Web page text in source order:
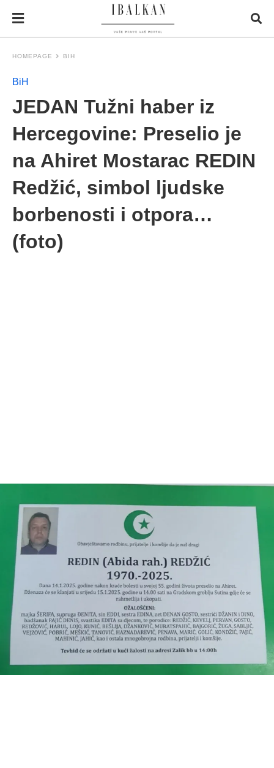
HOMEPAGE BIH
BiH
JEDAN Tužni haber iz
Hercegovine: Preselio je
na Ahiret Mostarac REDIN
Redžić, simbol ljudske
borbenosti i otpora…
(foto)